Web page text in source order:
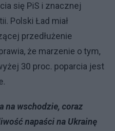
się PiS i znacznej
Polski Ład miał
przedłużenie
że marzenie o tym,
30 proc. poparcia jest
na wschodzie, coraz
napaści na Ukrainę